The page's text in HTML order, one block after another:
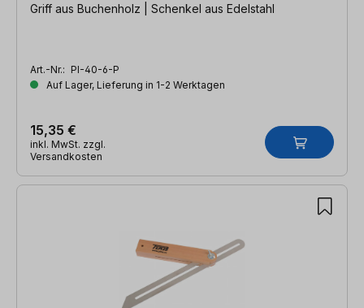
Griff aus Buchenholz | Schenkel aus Edelstahl
Art.-Nr.: PI-40-6-P
Auf Lager, Lieferung in 1-2 Werktagen
15,35 €
inkl. MwSt. zzgl.
Versandkosten